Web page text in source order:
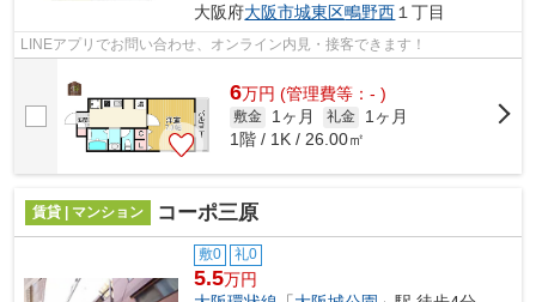
大阪府大阪市城東区鴫野西 １丁目
LINEアプリでお問い合わせ、オンライン内見・接客できます！
6万円 (管理費等：- )
敷金 1ヶ月 礼金
1ヶ月
1階 / 1K / 26.00㎡
賃貸 | マンション コーポ三原
敷0 礼0
5.5万円